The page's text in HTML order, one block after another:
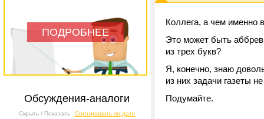
ПОДРОБНЕЕ
Обсуждения-аналоги
Скрыть / Показать Сортировать по дате
Коллега, а чем именно
Это может быть
из трех букв?
Я, конечно, знаю
из них задачи газеты
Подумайте.